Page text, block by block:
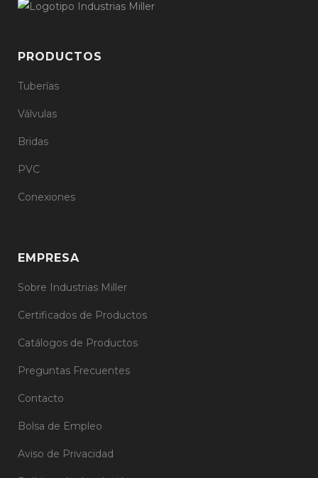
PRODUCTOS
Tuberías
Válvulas
Bridas
PVC
Conexiones
EMPRESA
Sobre Industrias Miller
Certificados de Productos
Catálogos de Productos
Preguntas Frecuentes
Contacto
Bolsa de Empleo
Aviso de Privacidad